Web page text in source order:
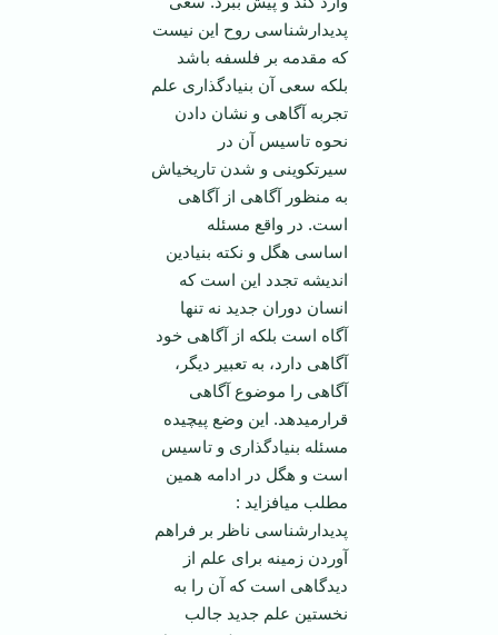
پدیدارشناسی روح این نیست
که مقدمه بر فلسفه باشد
بلکه سعی آن بنیادگذاری علم
تجربه آگاهی و نشان دادن
نحوه تاسیس آن در
سیرتکوینی و شدن تاریخی­اش
به منظور آگاهی از آگاهی
است. در واقع مسئله
اساسی هگل و نکته بنیادین
اندیشه تجدد این است که
انسان دوران جدید نه تنها
آگاه است بلکه از آگاهی خود
آگاهی دارد، به تعبیر دیگر،
آگاهی را موضوع آگاهی
قرارمی­دهد. این وضع پیچیده
مسئله بنیادگذاری و تاسیس
است و هگل در ادامه همین
مطلب می­افزاید :
پدیدارشناسی ناظر بر فراهم
آوردن زمینه برای علم از
دیدگاهی است که آن را به
نخستین علم جدید جالب